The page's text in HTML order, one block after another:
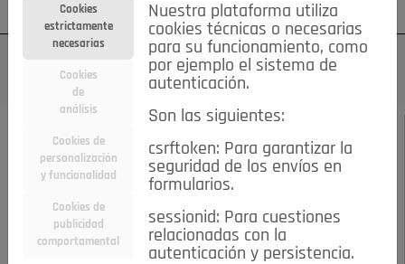
Su cuenta Regístrese ¿Olvidó su contraseña?
SEPTIEMBRE 2018
Gigantes y
Cabezudos, el alma
Cookies
estrictamente
necesarias
Cookies
de
análisis
Cookies de
personalización
y funcionalidad
Cookies de
publicidad
comportamental
Nuestra plataforma utiliza
cookies técnicas o necesarias
para su funcionamiento, como
por ejemplo el sistema de
autenticación.
Son las siguientes:
csrftoken: Para garantizar la
seguridad de los envíos en
formularios.
sessionid: Para cuestiones
relacionadas con la
autenticación y persistencia.